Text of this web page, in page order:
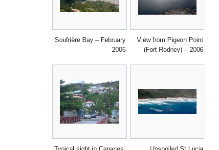
View from Pigeon Point
(Fort Rodney) – 2006
Soufrière Bay – February
2006